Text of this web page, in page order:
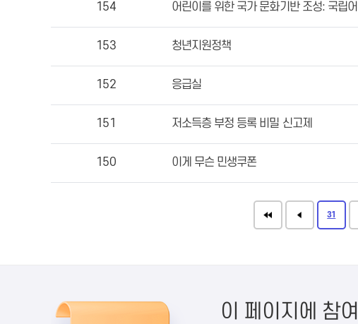
154 어린이를 위한 국가 문화기반 조성: 국립
153 청년지원정책
152 응급실
151 저소득층 부정 등록 비밀 신고제
150 이게 무슨 민생쿠폰
31
이 페이지에 참